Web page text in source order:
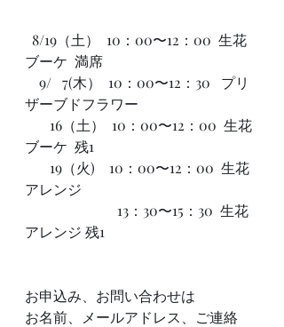
ブーケ  満席
9/   7(木）  10：00〜12：30   プリ
ザーブドフラワー
16（土）  10：00〜12：00  生花
ブーケ  残1
アレンジ
13：30〜15：30  生花
アレンジ 残1
お申込み、お問い合わせは
お名前、メールアドレス、ご連絡